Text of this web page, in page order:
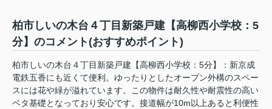
柏市しいの木台４丁目新築戸建【高柳西小学校：5
分】のコメント(おすすめポイント)
柏市しいの木台４丁目新築戸建【高柳西小学校：5分】：新京成
電鉄五香にも近くて便利。ゆったりとしたオープン外構のスペー
スには花や緑が溢れています。この物件は耐久性や耐震性の高い
ベタ基礎となっており安心です。接道幅が10m以上あると利便性